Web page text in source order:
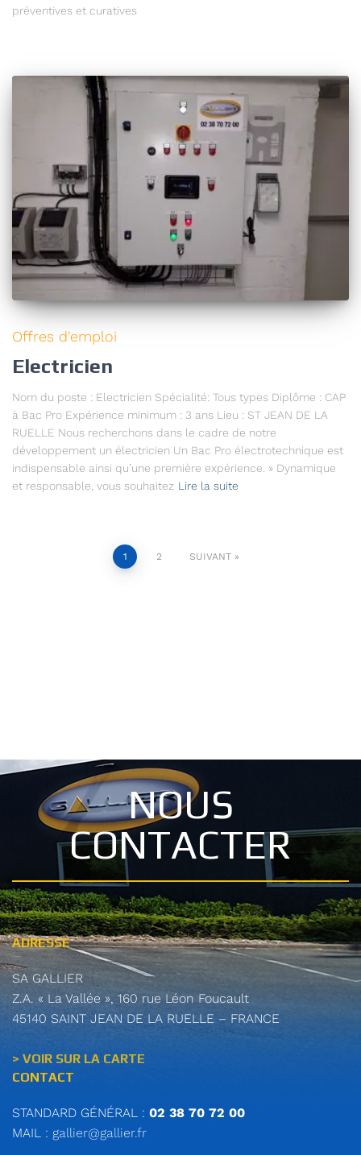
préventives et curatives
Offres d'emploi
Electricien
Nom du poste : Electricien Spécialité: Tous types Diplôme : CAP
à Bac Pro Expérience minimum : 3 ans Lieu : ST JEAN DE LA
RUELLE Nous recherchons dans le cadre de notre
développement un électricien Un Bac Pro électrotechnique est
indispensable ainsi qu’une première expérience. » Dynamique
et responsable, vous souhaitez Lire la suite
1 2 SUIVANT
NOUS
CONTACTER
ADRESSE
SA GALLIER
Z.A. « La Vallée », 160 rue Léon Foucault
45140 SAINT JEAN DE LA RUELLE – FRANCE
> VOIR SUR LA CARTE
CONTACT
STANDARD GÉNÉRAL : 02 38 70 72 00
MAIL : gallier@gallier.fr